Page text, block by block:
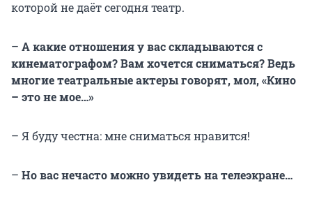
которой не даёт сегодня театр.
– А какие отношения у вас складываются с
кинематографом? Вам хочется сниматься? Ведь
многие театральные актеры говорят, мол, «Кино
– это не мое…»
– Я буду честна: мне сниматься нравится!
– Но вас нечасто можно увидеть на телеэкране…